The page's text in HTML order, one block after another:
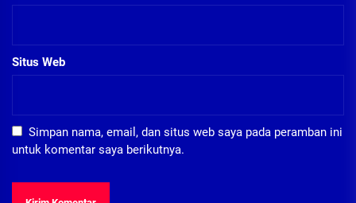
Situs Web
Simpan nama, email, dan situs web saya pada peramban ini
untuk komentar saya berikutnya.